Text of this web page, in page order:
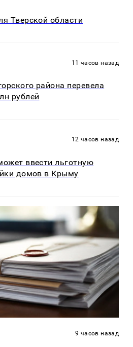
Тверской области
11 часов назад
района перевела
рублей
12 часов назад
ввести льготную
домов в Крыму
9 часов назад